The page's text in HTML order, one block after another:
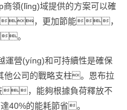
(lǐng)域提供的方案可以確
，更加節能，
。
營(yíng)和可持續性是確保
他公司的戰略支柱。恩布拉
，能夠根據負荷釋放不
的能耗節省。